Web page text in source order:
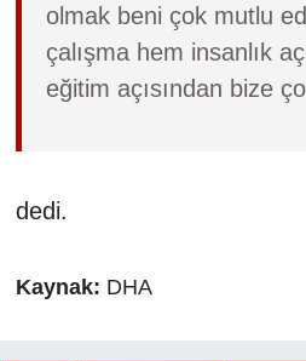
olmak beni çok mutlu
çalışma hem insanlık
eğitim açısından bize
dedi.
Kaynak: DHA